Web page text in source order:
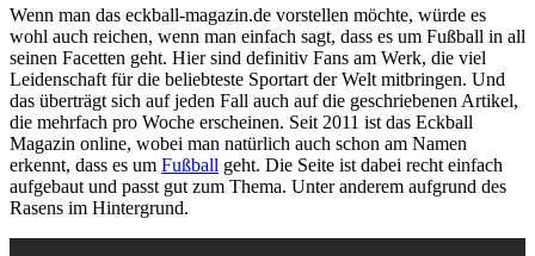
Wenn man das eckball-magazin.de vorstellen möchte, würde es
wohl auch reichen, wenn man einfach sagt, dass es um Fußball in all
seinen Facetten geht. Hier sind definitiv Fans am Werk, die viel
Leidenschaft für die beliebteste Sportart der Welt mitbringen. Und
das überträgt sich auf jeden Fall auch auf die geschriebenen Artikel,
die mehrfach pro Woche erscheinen. Seit 2011 ist das Eckball
Magazin online, wobei man natürlich auch schon am Namen
erkennt, dass es um Fußball geht. Die Seite ist dabei recht einfach
aufgebaut und passt gut zum Thema. Unter anderem aufgrund des
Rasens im Hintergrund.